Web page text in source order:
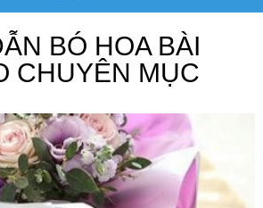
BÓ HOA BÀI
CHUYÊN MỤC